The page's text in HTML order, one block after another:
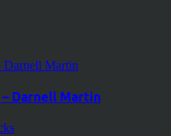
– Darnell Martin